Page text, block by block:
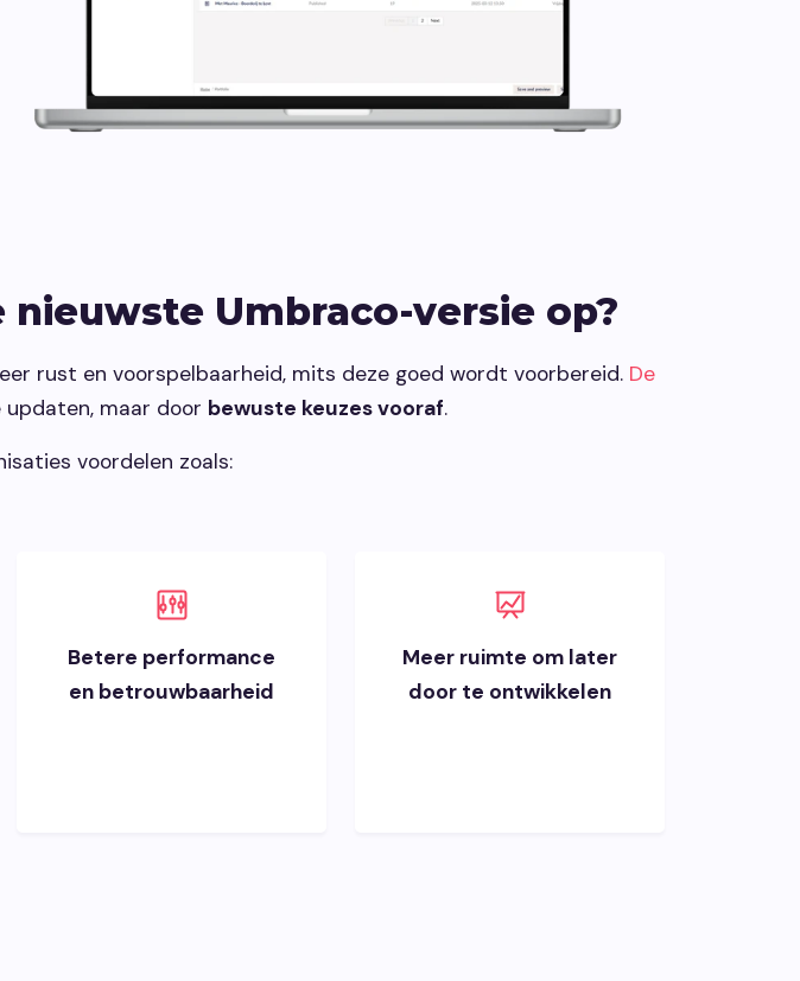
Umbraco-versie op?
rust en voorspelbaarheid, mits deze goed wordt voorbereid. De
maar door bewuste keuzes vooraf.
voordelen zoals:
Betere performance
en betrouwbaarheid
Meer ruimte om later
door te ontwikkelen